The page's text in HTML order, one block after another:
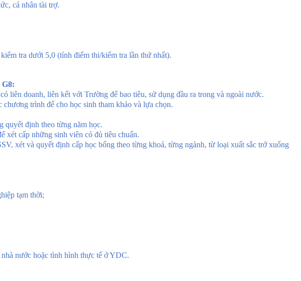
cá nhân tài trợ.
tra dưới 5,0 (tính điểm thi/kiểm tra lần thứ nhất).
G8:
liên doanh, liên kết với Trường để bao tiêu, sử dụng đầu ra trong và ngoài nước.
trình để cho học sinh tham khảo và lựa chọn.
quyết định theo từng năm học.
xét cấp những sinh viên có đủ tiêu chuẩn.
xét và quyết định cấp học bổng theo từng khoá, từng ngành, từ loại xuất sắc trở xuống
tạm thời;
nước hoặc tình hình thực tế ở YDC.